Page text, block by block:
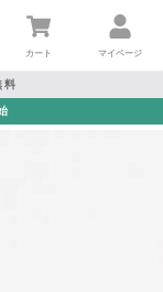
カート マイページ
料